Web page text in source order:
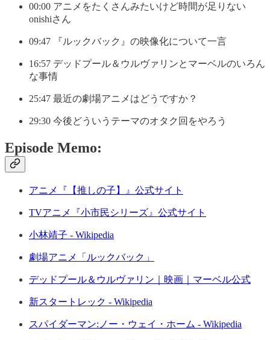
00:00 アニメをたくさんみたいけど時間が足りない
onishiさん
09:47 『ルックバック』の映像化について一言
16:57 デッドプール＆ウルヴァリンとマーベルのいろん
な事情
25:47 最近の劇場アニメはどうですか？
29:30 今後どういうテーマのオタク回をやろう
Episode Memo:
アニメ『【推しの子】』公式サイト
TVアニメ『小市民シリーズ』公式サイト
小林靖子 - Wikipedia
劇場アニメ「ルックバック」
デッドプール＆ウルヴァリン｜映画｜マーベル公式
新スタートレック - Wikipedia
スパイダーマン:ノー・ウェイ・ホーム - Wikipedia